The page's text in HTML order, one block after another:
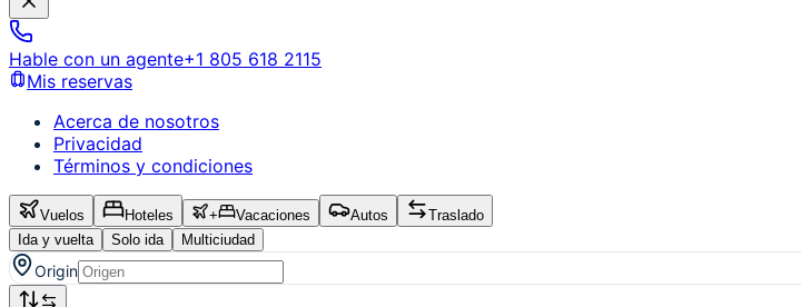
Hable con un agente+1 805 618 2115
Mis reservas
Acerca de nosotros
Privacidad
Términos y condiciones
Vuelos Hoteles + Vacaciones Autos
Traslado
Ida y vuelta
Solo ida Multiciudad
Origin